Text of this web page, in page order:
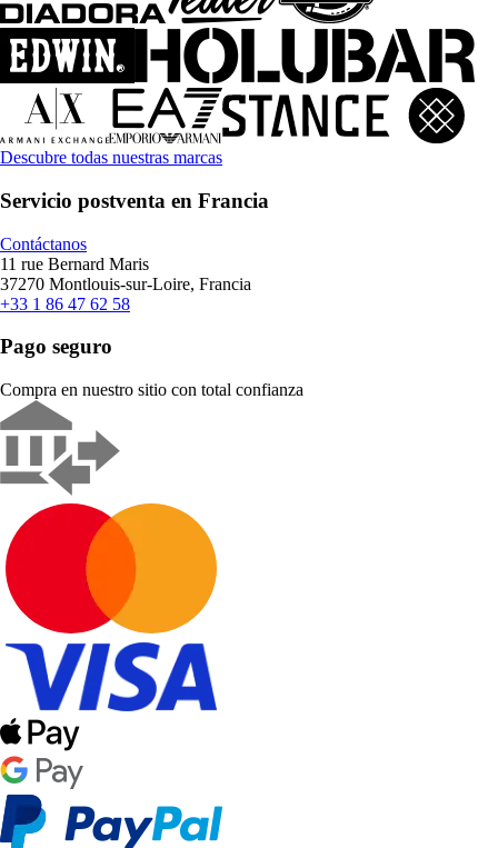
Descubre todas nuestras marcas
Servicio postventa en Francia
Contáctanos
11 rue Bernard Maris
37270 Montlouis-sur-Loire, Francia
+33 1 86 47 62 58
Pago seguro
Compra en nuestro sitio con total confianza